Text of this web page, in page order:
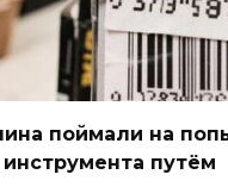
поймали на
путём